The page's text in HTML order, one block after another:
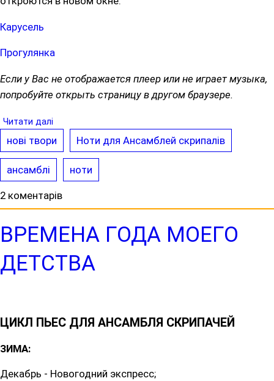
Карусель
Прогулянка
Если у Вас не отображается плеер или не играет музыка,
попробуйте открыть страницу в другом браузере.
Читати далі
нові твори Ноти для Ансамблей скрипалів
ансамблі ноти
2 коментарів
ВРЕМЕНА ГОДА МОЕГО
ДЕТСТВА
ЦИКЛ ПЬЕС ДЛЯ АНСАМБЛЯ СКРИПАЧЕЙ
ЗИМА:
Декабрь - Новогодний экспресс;